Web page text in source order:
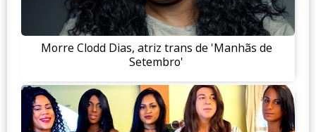
Morre Clodd Dias, atriz trans de 'Manhãs de
Setembro'